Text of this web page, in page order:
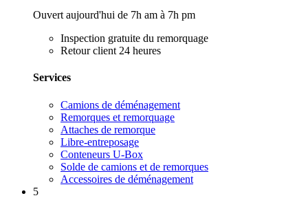
Ouvert aujourd'hui de 7h am à 7h pm
Inspection gratuite du remorquage
Retour client 24 heures
Services
Camions de déménagement
Remorques et remorquage
Attaches de remorque
Libre-entreposage
Conteneurs U-Box
Solde de camions et de remorques
Accessoires de déménagement
5